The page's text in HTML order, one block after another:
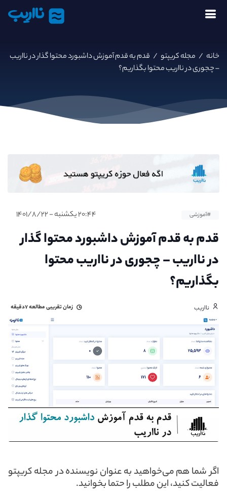
نااریب
خانه / مجله کریپتو / قدم به قدم آموزش داشبورد محتوا گذار در نااریب
– چجوری در نااریب محتوا بگذاریم؟
#آموزشی ۲۰:۴۴ یکشنبه - ۱۴۰۱/۸/۲۲
قدم به قدم آموزش داشبورد محتوا گذار
در نااریب – چجوری در نااریب محتوا
بگذاریم؟
نااریب زمان تقریبی مطالعه۷دقیقه
اگر شما هم می‌خواهید به عنوان نویسنده در مجله کریپتو
فعالیت کنید، این مطلب را حتما بخوانید.